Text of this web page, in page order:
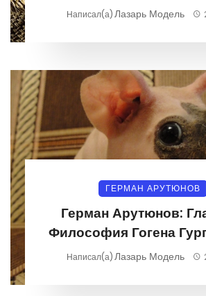
Написал(а)Лазарь Модель
ГЕРМАН АРУТЮНОВ
Герман Арутюнов:
Философия Гогена
Написал(а)Лазарь Модель